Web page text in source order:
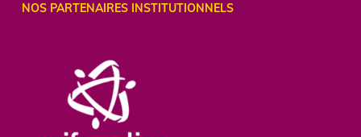
NOS PARTENAIRES INSTITUTIONNELS